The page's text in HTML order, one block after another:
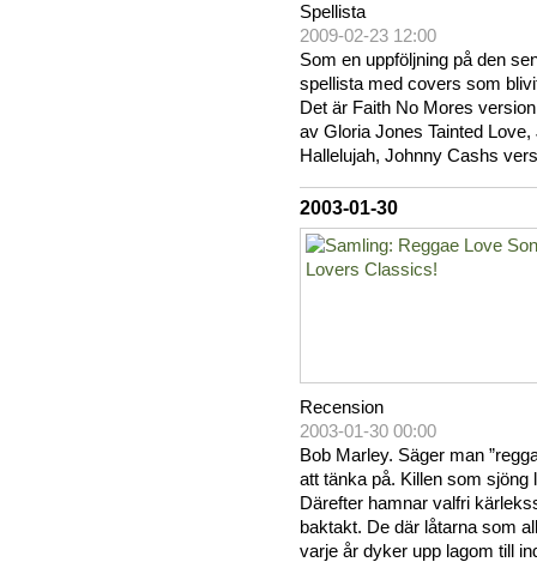
Spellista
2009-02-23 12:00
Som en uppföljning på den
spellista med covers som
Det är Faith No Mores
av Gloria Jones Tainted
Hallelujah, Johnny Cashs
2003-01-30
Recension
2003-01-30 00:00
Bob Marley. Säger man
att tänka på. Killen som
Därefter hamnar valfri
baktakt. De där låtarna som
varje år dyker upp lagom till